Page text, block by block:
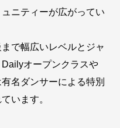
ニティーが広がってい
で幅広いレベルとジャ
オープンクラスや
名ダンサーによる特別
います。